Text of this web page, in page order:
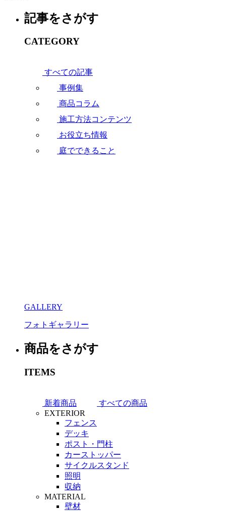
記事をさがす
CATEGORY
すべての記事
事例集
商品コラム
施工方法コンテンツ
お役立ち情報
庭でできること
GALLERY
フォトギャラリー
商品をさがす
ITEMS
新着商品
すべての商品
EXTERIOR
フェンス
デッキ
ポスト・門柱
カーストッパー
サイクルスタンド
照明
収納
MATERIAL
壁材